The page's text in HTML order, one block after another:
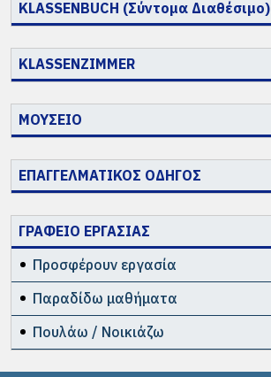
KLASSENBUCH (Σύντομα Διαθέσιμο)
KLASSENZIMMER
ΜΟΥΣΕΙΟ
ΕΠΑΓΓΕΛΜΑΤΙΚΟΣ ΟΔΗΓΟΣ
ΓΡΑΦΕΙΟ ΕΡΓΑΣΙΑΣ
Προσφέρουν εργασία
Παραδίδω μαθήματα
Πουλάω / Νοικιάζω